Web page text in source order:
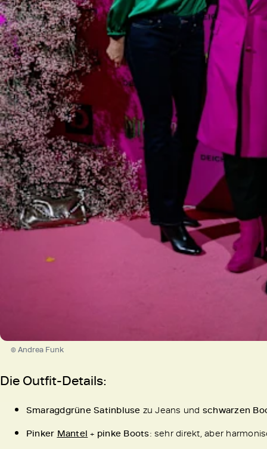
© Andrea Funk
Die Outfit-Details:
Smaragdgrüne Satinbluse zu Jeans und schwarzen
Pinker Mantel + pinke Boots: sehr direkt, aber